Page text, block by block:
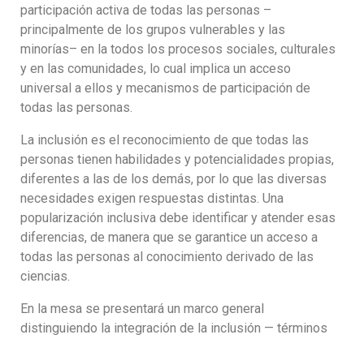
participación activa de todas las personas –
principalmente de los grupos vulnerables y las
minorías– en la todos los procesos sociales, culturales
y en las comunidades, lo cual implica un acceso
universal a ellos y mecanismos de participación de
todas las personas.
La inclusión es el reconocimiento de que todas las
personas tienen habilidades y potencialidades propias,
diferentes a las de los demás, por lo que las diversas
necesidades exigen respuestas distintas. Una
popularización inclusiva debe identificar y atender esas
diferencias, de manera que se garantice un acceso a
todas las personas al conocimiento derivado de las
ciencias.
En la mesa se presentará un marco general
distinguiendo la integración de la inclusión — términos